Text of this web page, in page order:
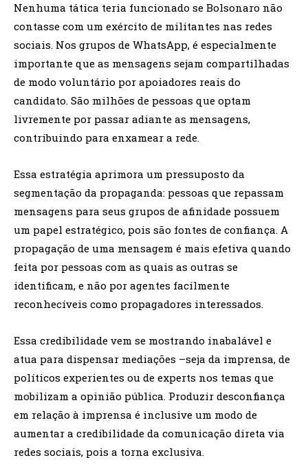
Nenhuma tática teria funcionado se Bolsonaro não
contasse com um exército de militantes nas redes
sociais. Nos grupos de WhatsApp, é especialmente
importante que as mensagens sejam compartilhadas
de modo voluntário por apoiadores reais do
candidato. São milhões de pessoas que optam
livremente por passar adiante as mensagens,
contribuindo para enxamear a rede.
Essa estratégia aprimora um pressuposto da
segmentação da propaganda: pessoas que repassam
mensagens para seus grupos de afinidade possuem
um papel estratégico, pois são fontes de confiança. A
propagação de uma mensagem é mais efetiva quando
feita por pessoas com as quais as outras se
identificam, e não por agentes facilmente
reconhecíveis como propagadores interessados.
Essa credibilidade vem se mostrando inabalável e
atua para dispensar mediações –seja da imprensa, de
políticos experientes ou de experts nos temas que
mobilizam a opinião pública. Produzir desconfiança
em relação à imprensa é inclusive um modo de
aumentar a credibilidade da comunicação direta via
redes sociais, pois a torna exclusiva.